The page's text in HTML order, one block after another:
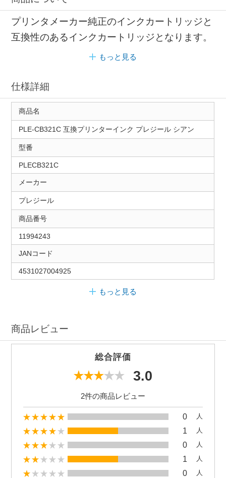
プリンタメーカー純正のインクカートリッジと
互換性のあるインクカートリッジとなります。
もっと見る
仕様詳細
商品名
PLE-CB321C 互換プリンターインク プレジール シアン
型番
PLECB321C
メーカー
プレジール
商品番号
11994243
JANコード
4531027004925
もっと見る
商品レビュー
総合評価
3.0
2件の商品レビュー
0 人
1 人
0 人
1 人
0 人